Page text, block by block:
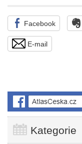
Facebook
E-mail
Kategorie